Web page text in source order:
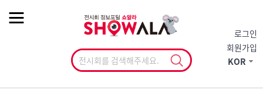
로그인
회원가입
KOR